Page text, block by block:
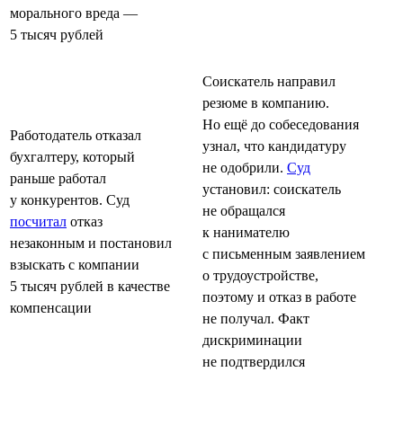
морального вреда —
5 тысяч рублей
Работодатель отказал
бухгалтеру, который
раньше работал
у конкурентов. Суд
посчитал отказ
незаконным и постановил
взыскать с компании
5 тысяч рублей в качестве
компенсации
Соискатель направил
резюме в компанию.
Но ещё до собеседования
узнал, что кандидатуру
не одобрили. Суд
установил: соискатель
не обращался
к нанимателю
с письменным заявлением
о трудоустройстве,
поэтому и отказ в работе
не получал. Факт
дискриминации
не подтвердился